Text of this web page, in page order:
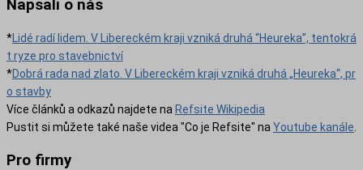
Napsali o nás
* Lidé radí lidem. V Libereckém kraji vzniká druhá “Heureka”, tentokrá
t ryze pro stavebnictví
*Dobrá rada nad zlato. V Libereckém kraji vzniká druhá „Heureka“, pr
o stavby
Více článků a odkazů najdete na Refsite Wikipedia
Pustit si můžete také naše videa "Co je Refsite" na Youtube kanále
Pro firmy